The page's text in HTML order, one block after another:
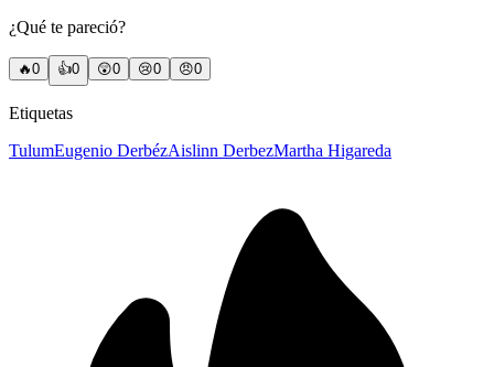
¿Qué te pareció?
🔥0 👍0 😲0 😢0 😠0
Etiquetas
TulumEugenio DerbézAislinn DerbezMartha Higareda